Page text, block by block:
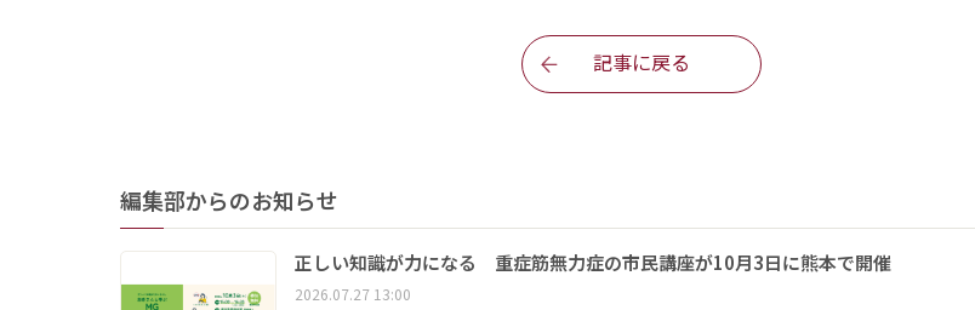
記事に戻る
編集部からのお知らせ
正しい知識が力になる 重症筋無力症の市民講座が10月3日に熊本で開催
2026.07.27 13:00